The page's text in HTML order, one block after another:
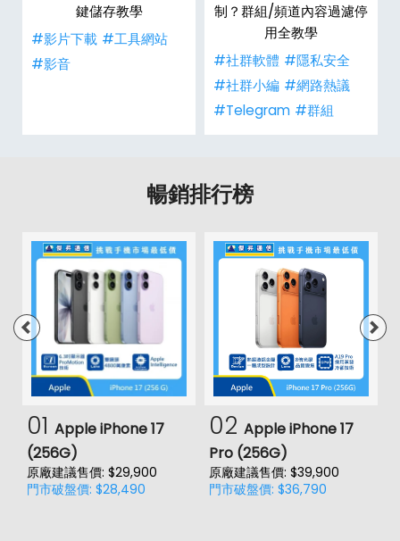
鍵儲存教學
#影片下載 #工具網站
#影音
制？群組/頻道內容過濾停
用全教學
#社群軟體 #隱私安全
#社群小編 #網路熱議
#Telegram #群組
暢銷排行榜
01 Apple iPhone 17
(256G)
原廠建議售價: $29,900
門市破盤價: $28,490
02 Apple iPhone 17
Pro (256G)
原廠建議售價: $39,900
門市破盤價: $36,790